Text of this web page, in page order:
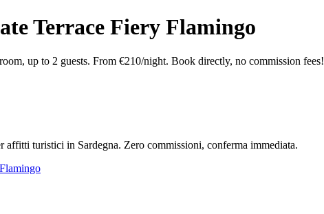
Terrace Fiery Flamingo
up to 2 guests. From €210/night. Book directly, no commission fees!
affitti turistici in Sardegna. Zero commissioni, conferma immediata.